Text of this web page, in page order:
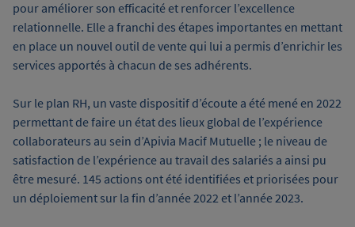
pour améliorer son efficacité et renforcer l’excellence
relationnelle. Elle a franchi des étapes importantes en mettant
en place un nouvel outil de vente qui lui a permis d’enrichir les
services apportés à chacun de ses adhérents.
Sur le plan RH, un vaste dispositif d’écoute a été mené en 2022
permettant de faire un état des lieux global de l’expérience
collaborateurs au sein d’Apivia Macif Mutuelle ; le niveau de
satisfaction de l’expérience au travail des salariés a ainsi pu
être mesuré. 145 actions ont été identifiées et priorisées pour
un déploiement sur la fin d’année 2022 et l’année 2023.